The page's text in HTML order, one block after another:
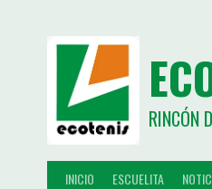
RINCÓN
INICIO ESCUELITA